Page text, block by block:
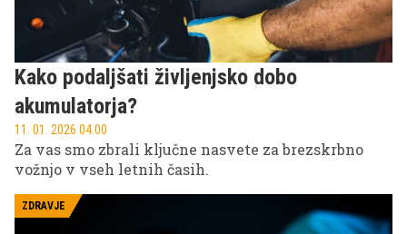
Kako podaljšati življenjsko dobo
akumulatorja?
11. 01. 2026 04.00
Za vas smo zbrali ključne nasvete za brezskrbno
vožnjo v vseh letnih časih.
ZDRAVJE